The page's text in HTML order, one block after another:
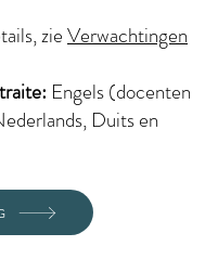
zieVerwachtingen
Engels (docenten
Duits en